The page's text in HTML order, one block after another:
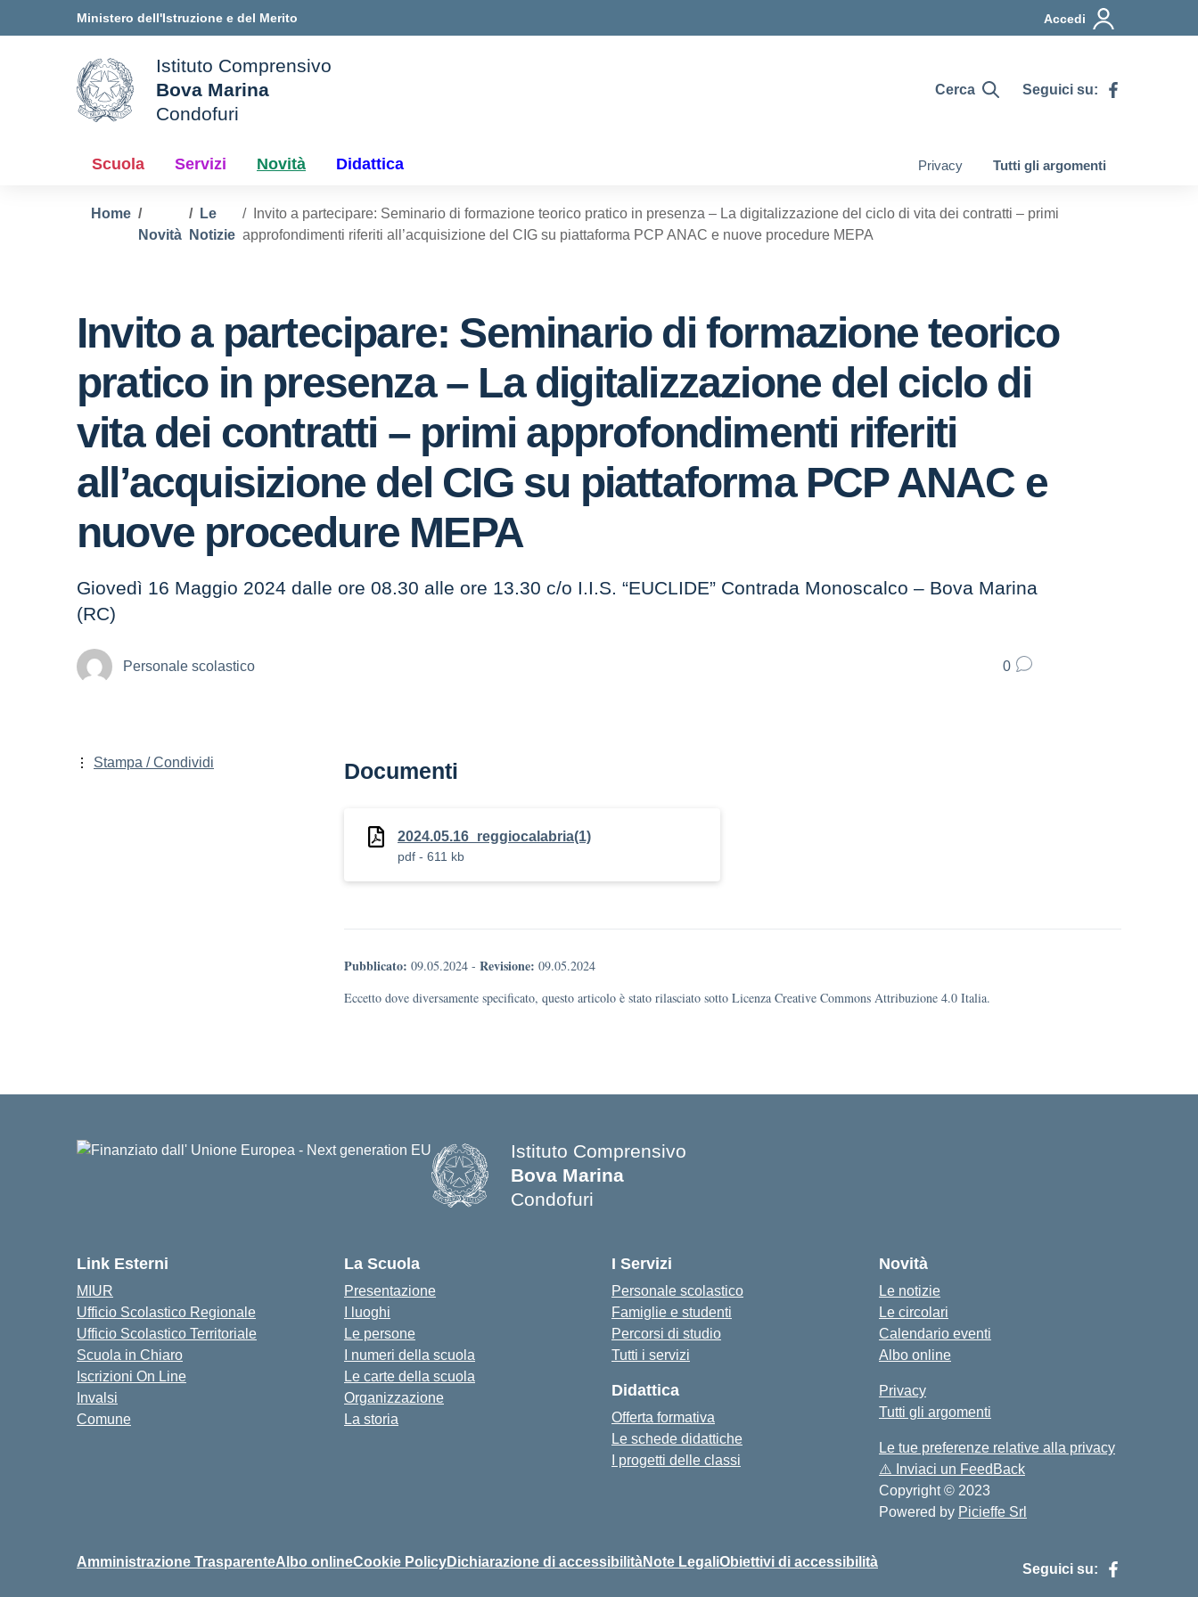
Ministero dell'Istruzione e del Merito Accedi
della scuola
Istituto Comprensivo
Bova Marina
Condofuri
Cerca Seguici su:
Scuola Servizi Novità Didattica Privacy Tutti gli argomenti
Home
Novità
Le
Notizie
Invito a partecipare: Seminario di formazione teorico pratico in presenza – La digitalizzazione del ciclo di vita dei contratti – primi
approfondimenti riferiti all’acquisizione del CIG su piattaforma PCP ANAC e nuove procedure MEPA
Invito a partecipare: Seminario di formazione teorico
pratico in presenza – La digitalizzazione del ciclo di
vita dei contratti – primi approfondimenti riferiti
all’acquisizione del CIG su piattaforma PCP ANAC e
nuove procedure MEPA
Giovedì 16 Maggio 2024 dalle ore 08.30 alle ore 13.30 c/o I.I.S. “EUCLIDE” Contrada Monoscalco – Bova Marina
(RC)
Personale scolastico 0
Documenti
2024.05.16_reggiocalabria(1)
pdf - 611 kb
Pubblicato: 09.05.2024 - Revisione: 09.05.2024
Eccetto dove diversamente specificato, questo articolo è stato rilasciato sotto Licenza Creative Commons Attribuzione 4.0 Italia.
Stampa / Condividi
Istituto Comprensivo
Bova Marina
Condofuri
Link Esterni
MIUR
Ufficio Scolastico Regionale
Ufficio Scolastico Territoriale
Scuola in Chiaro
Iscrizioni On Line
Invalsi
Comune
La Scuola
Presentazione
I luoghi
Le persone
I numeri della scuola
Le carte della scuola
Organizzazione
La storia
I Servizi
Personale scolastico
Famiglie e studenti
Percorsi di studio
Tutti i servizi
Didattica
Offerta formativa
Le schede didattiche
I progetti delle classi
Novità
Le notizie
Le circolari
Calendario eventi
Albo online
Privacy
Tutti gli argomenti
Le tue preferenze relative alla privacy
⚠️ Inviaci un FeedBack
Copyright © 2023
Powered by Picieffe Srl
Amministrazione TrasparenteAlbo onlineCookie PolicyDichiarazione di accessibilitàNote LegaliObiettivi di accessibilità Seguici su: